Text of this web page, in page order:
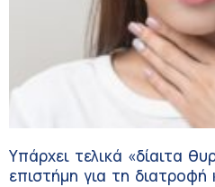
Υπάρχει τελικά «δίαιτα
επιστήμη για τη